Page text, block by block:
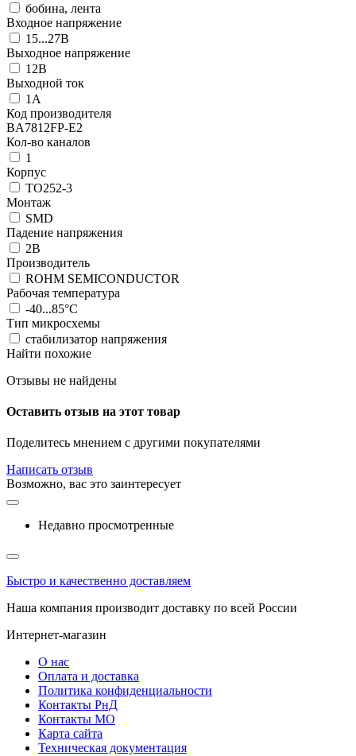
бобина, лента
Входное напряжение
15...27В
Выходное напряжение
12В
Выходной ток
1А
Код производителя
BA7812FP-E2
Кол-во каналов
1
Корпус
TO252-3
Монтаж
SMD
Падение напряжения
2В
Производитель
ROHM SEMICONDUCTOR
Рабочая температура
-40...85°C
Тип микросхемы
стабилизатор напряжения
Найти похожие
Отзывы не найдены
Оставить отзыв на этот товар
Поделитесь мнением с другими покупателями
Написать отзыв
Возможно, вас это заинтересует
Недавно просмотренные
Быстро и качественно доставляем
Наша компания производит доставку по всей России
Интернет-магазин
О нас
Оплата и доставка
Политика конфиденциальности
Контакты РнД
Контакты МО
Карта сайта
Техническая документация